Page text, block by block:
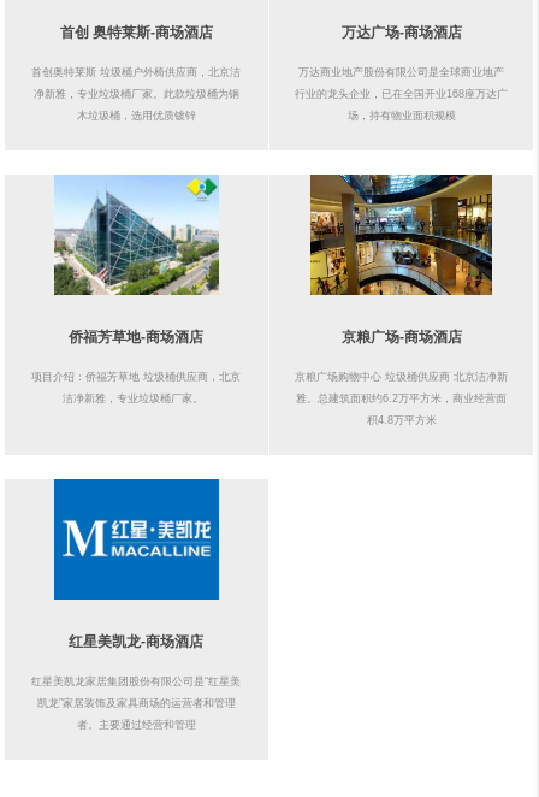
首创 奥特莱斯-商场酒店
首创奥特莱斯 垃圾桶户外椅供应商，北京洁
净新雅，专业垃圾桶厂家。此款垃圾桶为钢
木垃圾桶，选用优质镀锌
万达广场-商场酒店
万达商业地产股份有限公司是全球商业地产
行业的龙头企业，已在全国开业168座万达广
场，持有物业面积规模
侨福芳草地-商场酒店
项目介绍：侨福芳草地 垃圾桶供应商，北京
洁净新雅，专业垃圾桶厂家。
京粮广场-商场酒店
京粮广场购物中心 垃圾桶供应商 北京洁净新
雅。总建筑面积约6.2万平方米，商业经营面
积4.8万平方米
红星美凯龙-商场酒店
红星美凯龙家居集团股份有限公司是“红星美
凯龙”家居装饰及家具商场的运营者和管理
者。主要通过经营和管理